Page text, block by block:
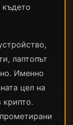
лаптопът
Именно
цел на
крипто.